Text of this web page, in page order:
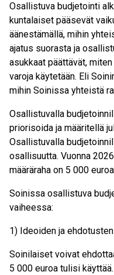
Osallistuva budjetointi
kuntalaiset pääsevät
äänestämällä, mihin
ajatus suorasta ja
asukkaat päättävät,
varoja käytetään. Eli
mihin Soinissa yhteistä
Osallistuvalla
priorisoida ja määritellä
Osallistuvalla
osallisuutta. Vuonna
määräraha on 5 000
Soinissa osallistuva
vaiheessa:
1) Ideoiden ja
Soinilaiset voivat
5 000 euroa tulisi